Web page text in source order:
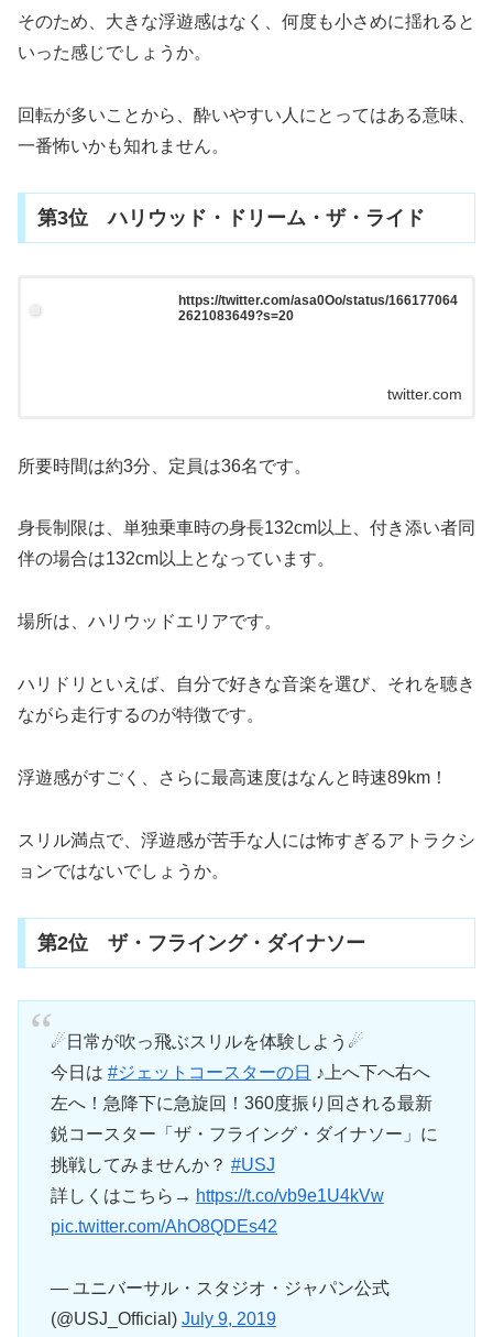
そのため、大きな浮遊感はなく、何度も小さめに揺れると
いった感じでしょうか。
回転が多いことから、酔いやすい人にとってはある意味、
一番怖いかも知れません。
第3位 ハリウッド・ドリーム・ザ・ライド
https://twitter.com/asa0Oo/status/166177064
2621083649?s=20
twitter.com
所要時間は約3分、定員は36名です。
身長制限は、単独乗車時の身長132cm以上、付き添い者同
伴の場合は132cm以上となっています。
場所は、ハリウッドエリアです。
ハリドリといえば、自分で好きな音楽を選び、それを聴き
ながら走行するのが特徴です。
浮遊感がすごく、さらに最高速度はなんと時速89km！
スリル満点で、浮遊感が苦手な人には怖すぎるアトラクシ
ョンではないでしょうか。
第2位 ザ・フライング・ダイナソー
☄日常が吹っ飛ぶスリルを体験しよう☄
今日は #ジェットコースターの日 ♪上へ下へ右へ
左へ！急降下に急旋回！360度振り回される最新
鋭コースター「ザ・フライング・ダイナソー」に
挑戦してみませんか？ #USJ
詳しくはこちら→ https://t.co/vb9e1U4kVw
pic.twitter.com/AhO8QDEs42
— ユニバーサル・スタジオ・ジャパン公式
(@USJ_Official) July 9, 2019